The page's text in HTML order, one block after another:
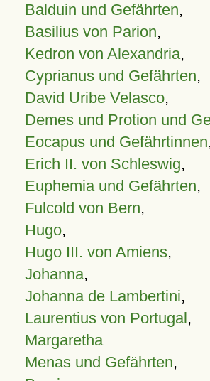
Balduin und Gefährten,
Basilius von Parion,
Kedron von Alexandria,
Cyprianus und Gefährten,
David Uribe Velasco,
Demes und Protion und
Eocapus und Gefährtinnen
Erich II. von Schleswig,
Euphemia und Gefährten,
Fulcold von Bern,
Hugo,
Hugo III. von Amiens,
Johanna,
Johanna de Lambertini,
Laurentius von Portugal,
Margaretha
Menas und Gefährten,